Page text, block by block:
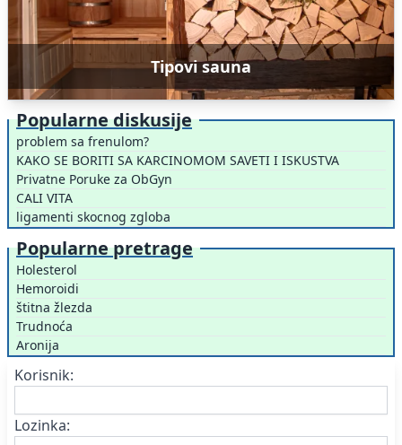
Tipovi sauna
Popularne diskusije
problem sa frenulom?
KAKO SE BORITI SA KARCINOMOM SAVETI I ISKUSTVA
Privatne Poruke za ObGyn
CALI VITA
ligamenti skocnog zgloba
Popularne pretrage
Holesterol
Hemoroidi
štitna žlezda
Trudnoća
Aronija
Korisnik:
Lozinka: